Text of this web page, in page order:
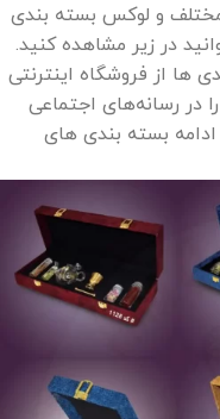
و لوکس بسته بندی
در زیر مشاهده کنید.
ها از فروشگاه اینترنتی
در رسانه‌های اجتماعی
ادامه بسته بندی های